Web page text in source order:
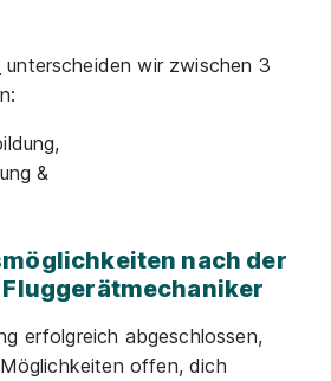
unterscheiden wir zwischen 3
&
nach der
erfolgreich abgeschlossen,
offen, dich